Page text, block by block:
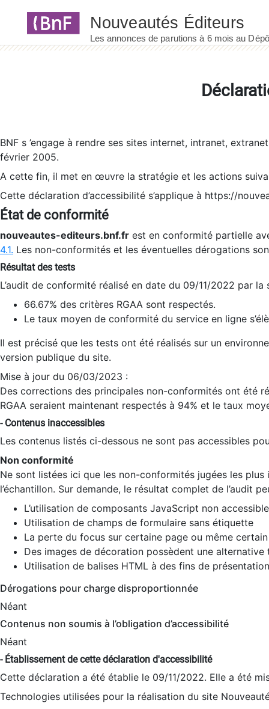
BNF s ’engage à rendre ses sites internet, intranet,
février 2005.
A cette fin, il met en œuvre la stratégie et les actions
Cette déclaration d’accessibilité s’applique à https://
État de conformité
nouveautes-editeurs.bnf.fr est en conformité partielle
4.1. Les non-conformités et les éventuelles dérogations
Résultat des tests
L’audit de conformité réalisé en date du 09/11/2022 par
66.67% des critères RGAA sont respectés.
Le taux moyen de conformité du service en ligne
Il est précisé que les tests ont été réalisés sur un
version publique du site.
Mise à jour du 06/03/2023 :
Des corrections des principales non-conformités ont été
RGAA seraient maintenant respectés à 94% et le taux
- Contenus inaccessibles
Les contenus listés ci-dessous ne sont pas accessibles
Non conformité
Ne sont listées ici que les non-conformités jugées les
l’échantillon. Sur demande, le résultat complet de l’audit
L’utilisation de composants JavaScript non
Utilisation de champs de formulaire sans étiquette
La perte du focus sur certaine page ou même
Des images de décoration possèdent une alternative
Utilisation de balises HTML à des fins de
Dérogations pour charge disproportionnée
Néant
Contenus non soumis à l’obligation d’accessibilité
Néant
- Établissement de cette déclaration d'accessibilité
Cette déclaration a été établie le 09/11/2022. Elle a été
Technologies utilisées pour la réalisation du site